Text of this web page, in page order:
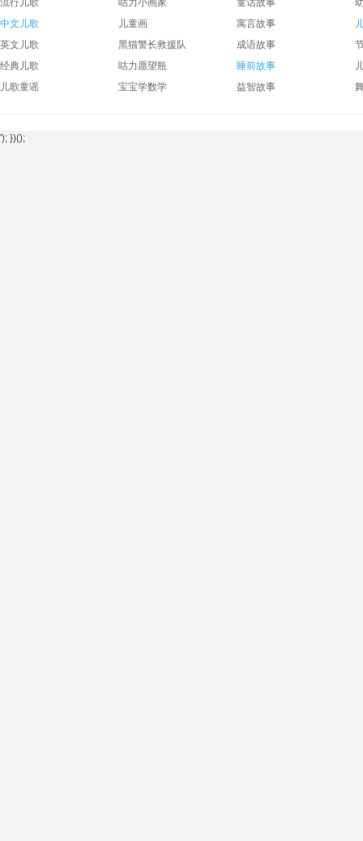
流行儿歌
中文儿歌
英文儿歌
经典儿歌
儿歌童谣
咕力小画家
儿童画
黑猫警长救援队
咕力愿望瓶
宝宝学数学
童话故事
寓言故事
成语故事
睡前故事
益智故事
'); })();